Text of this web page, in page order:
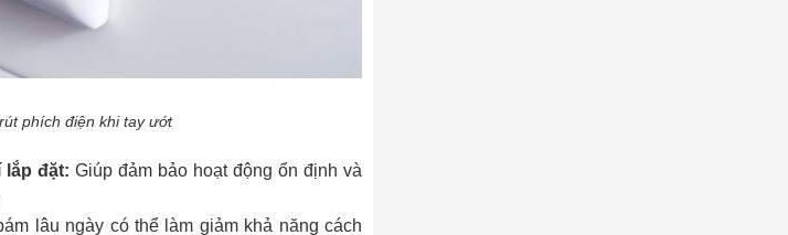
phích điện khi tay ướt
lắp đặt: Giúp đảm bảo hoạt động ổn định và
lâu ngày có thể làm giảm khả năng cách